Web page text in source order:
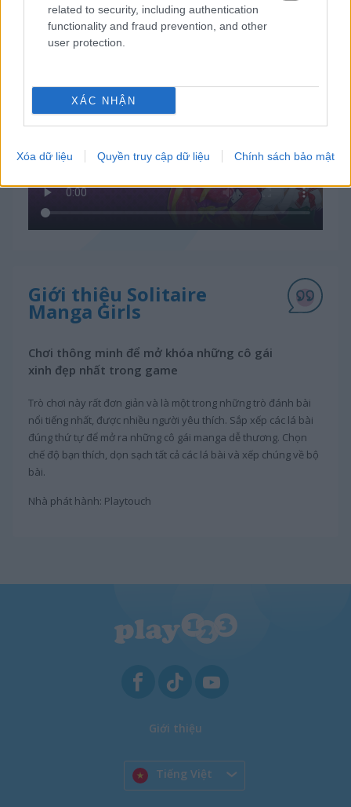
related to security, including authentication
functionality and fraud prevention, and other
user protection.
XÁC NHẬN
Xóa dữ liệu Quyền truy cập dữ liệu Chính sách bảo mật
Giới thiệu Solitaire
Manga Girls
Chơi thông minh để mở khóa những cô gái
xinh đẹp nhất trong game
Trò chơi này rất đơn giản và là một trong những trò đánh bài
nổi tiếng nhất, được nhiều người yêu thích. Sắp xếp các lá bài
đúng thứ tự để mở ra những cô gái manga dễ thương. Chọn
chế độ bạn thích, dọn sạch tất cả các lá bài và xếp chúng về bộ
bài.
Nhà phát hành: Playtouch
Giới thiệu
Tiếng Việt